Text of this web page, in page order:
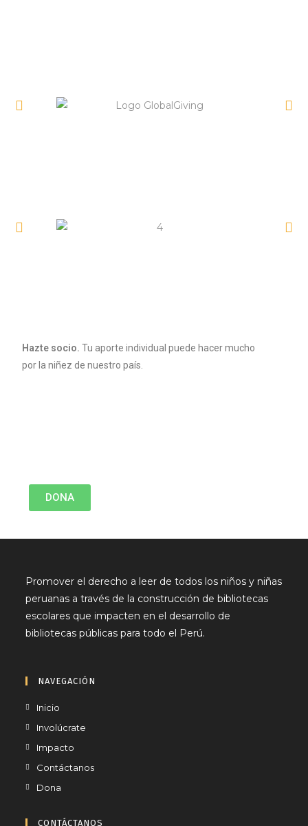
Hazte socio. Tu aporte individual puede hacer mucho
por la niñez de nuestro país.
DONA
Promover el derecho a leer de todos los niños y niñas
peruanas a través de la construcción de bibliotecas
escolares que impacten en el desarrollo de
bibliotecas públicas para todo el Perú.
NAVEGACIÓN
Inicio
Involúcrate
Impacto
Contáctanos
Dona
CONTÁCTANOS